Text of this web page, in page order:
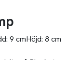
9 cmHöjd: 8 cm